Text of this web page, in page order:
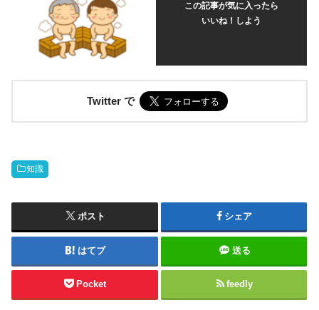
この記事が気に入ったら
いいね！しよう
Twitter で
知識
ポスト シェア
はてブ 送る
Pocket feedly